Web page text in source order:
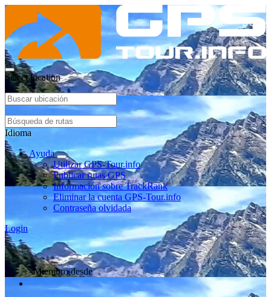
Select location
Idioma
Ayuda
Utilizar GPS-Tour.info
Publicar rutas GPS
Información sobre TrackRank
Eliminar la cuenta GPS-Tour.info
Contraseña olvidada
Login
Miembro desde